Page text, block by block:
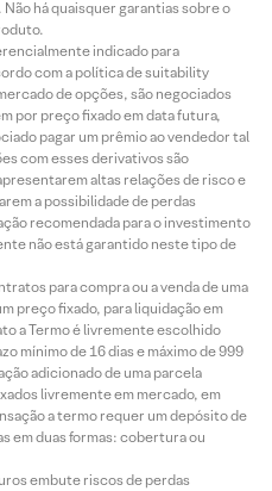
há quaisquer garantias sobre o
indicado para
com a política de suitability
de opções, são negociados
por preço fixado em data futura,
pagar um prêmio ao vendedor tal
com esses derivativos são
altas relações de risco e
a possibilidade de perdas
recomendada para o investimento
não está garantido neste tipo de
para compra ou a venda de uma
preço fixado, para liquidação em
a Termo é livremente escolhido
mínimo de 16 dias e máximo de 999
adicionado de uma parcela
livremente em mercado, em
a termo requer um depósito de
em duas formas: cobertura ou
embute riscos de perdas